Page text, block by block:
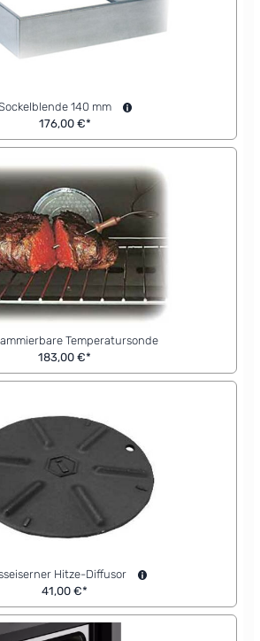
140 mm
176,00 €*
Temperatursonde
183,00 €*
Hitze-Diffusor
41,00 €*